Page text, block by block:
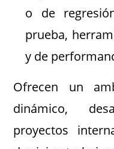
o de
prueba,
y de
Ofrecen un
dinámico,
proyectos